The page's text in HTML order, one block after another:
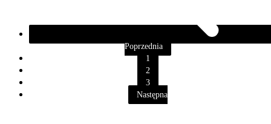
Poprzednia
1
2
3
Następna